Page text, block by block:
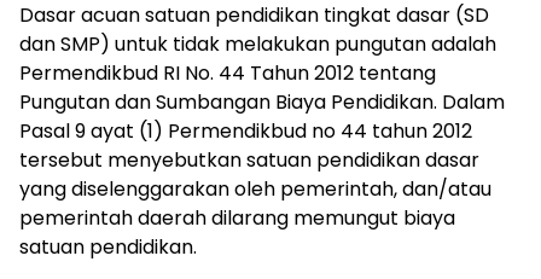
Dasar acuan satuan pendidikan tingkat dasar (SD
dan SMP) untuk tidak melakukan pungutan adalah
Permendikbud RI No. 44 Tahun 2012 tentang
Pungutan dan Sumbangan Biaya Pendidikan. Dalam
Pasal 9 ayat (1) Permendikbud no 44 tahun 2012
tersebut menyebutkan satuan pendidikan dasar
yang diselenggarakan oleh pemerintah, dan/atau
pemerintah daerah dilarang memungut biaya
satuan pendidikan.